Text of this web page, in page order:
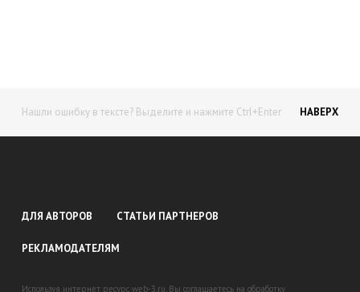
Нашли ошибку в тексте? Выделите и нажмите Ctrl+Enter НАВЕРХ
ДЛЯ АВТОРОВ СТАТЬИ ПАРТНЕРОВ
РЕКЛАМОДАТЕЛЯМ
Используя интернет ресурс web-3.ru, Вы соглашаетесь на обработку